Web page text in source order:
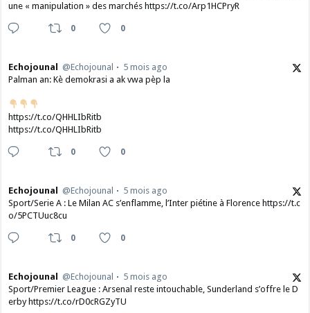
une « manipulation » des marchés https://t.co/Arp1HCPryR
0 0
Echojounal @Echojounal
5 mois ago
Palman an: Kè demokrasi a ak vwa pèp la
https://t.co/QHHLIbRitb
https://t.co/QHHLIbRitb
0 0
Echojounal @Echojounal
5 mois ago
Sport/Serie A : Le Milan AC s’enflamme, l’Inter piétine à Florence https://t.c
o/5PCTUuc8cu
0 0
Echojounal @Echojounal
5 mois ago
Sport/Premier League : Arsenal reste intouchable, Sunderland s’offre le D
erby https://t.co/rD0cRGZyTU